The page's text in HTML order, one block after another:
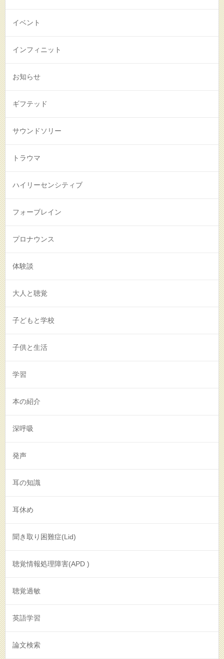
イベント
インフィニット
お知らせ
ギフテッド
サウンドソリー
トラウマ
ハイリーセンシティブ
フォーブレイン
プロナウンス
体験談
大人と聴覚
子どもと学校
子供と生活
学習
本の紹介
深呼吸
発声
耳の知識
耳休め
聞き取り困難症(Lid)
聴覚情報処理障害(APD )
聴覚過敏
英語学習
論文検索